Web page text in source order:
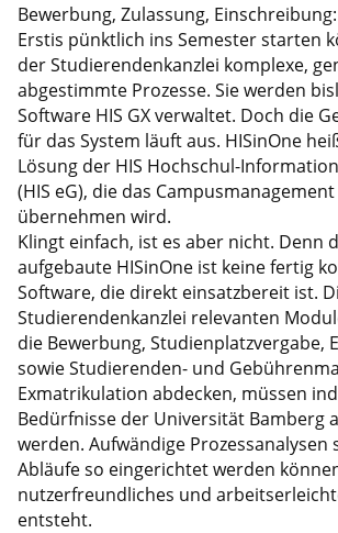
Bewerbung, Zulassung,
Erstis pünktlich ins Semester starten
der Studierendenkanzlei komplexe,
abgestimmte Prozesse. Sie werden
Software HIS GX verwaltet. Doch die
für das System läuft aus. HISinOne
Lösung der HIS Hochschul-
(HIS eG), die das
übernehmen wird.
Klingt einfach, ist es aber nicht. Denn
aufgebaute HISinOne ist keine fertig
Software, die direkt einsatzbereit ist.
Studierendenkanzlei relevanten
die Bewerbung, Studienplatzvergabe,
sowie Studierenden- und
Exmatrikulation abdecken, müssen
Bedürfnisse der Universität Bamberg
werden. Aufwändige
Abläufe so eingerichtet werden
nutzerfreundliches und
entsteht.